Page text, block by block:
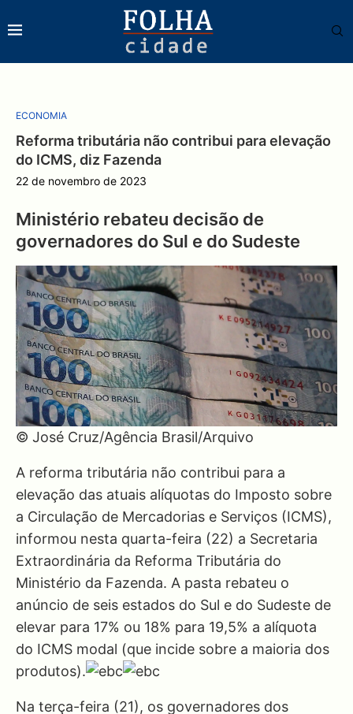
ECONOMIA
Reforma tributária não contribui para elevação
do ICMS, diz Fazenda
22 de novembro de 2023
Ministério rebateu decisão de
governadores do Sul e do Sudeste
© José Cruz/Agência Brasil/Arquivo
A reforma tributária não contribui para a
elevação das atuais alíquotas do Imposto sobre
a Circulação de Mercadorias e Serviços (ICMS),
informou nesta quarta-feira (22) a Secretaria
Extraordinária da Reforma Tributária do
Ministério da Fazenda. A pasta rebateu o
anúncio de seis estados do Sul e do Sudeste de
elevar para 17% ou 18% para 19,5% a alíquota
do ICMS modal (que incide sobre a maioria dos
produtos).
Na terça-feira (21), os governadores dos